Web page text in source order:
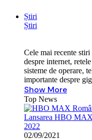
Știri
Știri
Cele mai recente
despre internet,
sisteme de operare,
importante despre
Show More
Top News
Lansarea HBO
2022
02/09/2021